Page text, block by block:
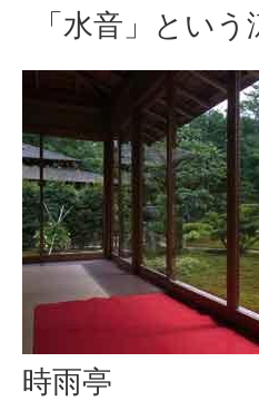
「水音」とい
時雨亭